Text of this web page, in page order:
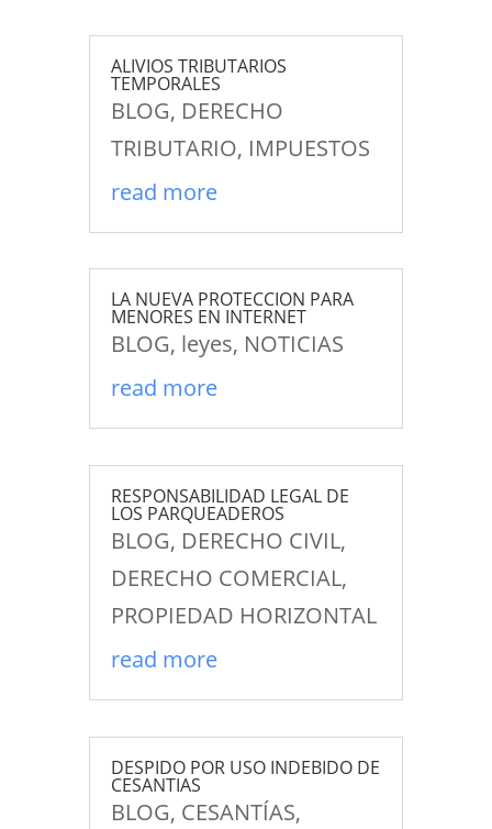
ALIVIOS TRIBUTARIOS
TEMPORALES
BLOG, DERECHO
TRIBUTARIO, IMPUESTOS
read more
LA NUEVA PROTECCION PARA
MENORES EN INTERNET
BLOG, leyes, NOTICIAS
read more
RESPONSABILIDAD LEGAL DE
LOS PARQUEADEROS
BLOG, DERECHO CIVIL,
DERECHO COMERCIAL,
PROPIEDAD HORIZONTAL
read more
DESPIDO POR USO INDEBIDO DE
CESANTIAS
BLOG, CESANTÍAS,